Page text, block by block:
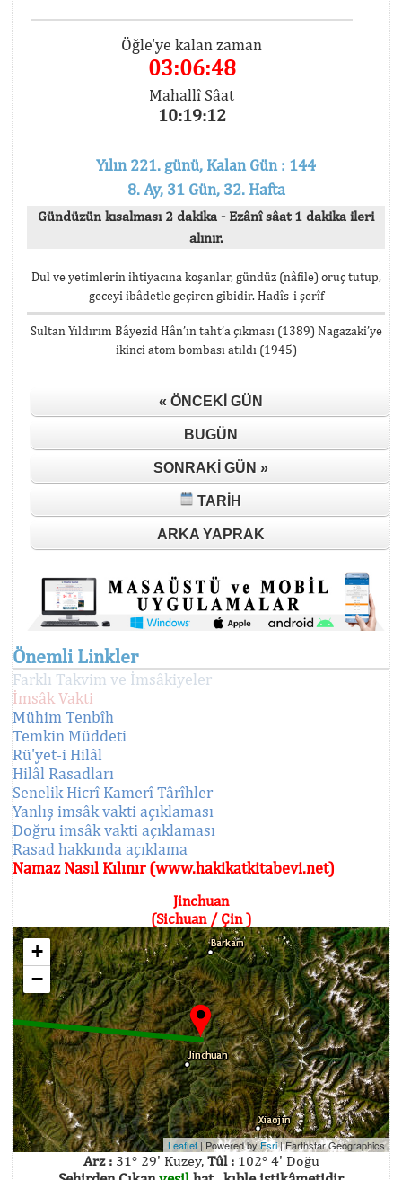
Öğle'ye kalan zaman
03:06:48
Mahallî Sâat
10:19:12
Yılın 221. günü, Kalan Gün : 144
8. Ay, 31 Gün, 32. Hafta
Gündüzün kısalması 2 dakika - Ezânî sâat 1 dakika ileri
alınır.
Dul ve yetimlerin ihtiyacına koşanlar, gündüz (nâfile) oruç tutup,
geceyi ibâdetle geçiren gibidir. Hadîs-i şerîf
Sultan Yıldırım Bâyezid Hân’ın taht’a çıkması (1389) Nagazaki’ye
ikinci atom bombası atıldı (1945)
« ÖNCEKI GÜN
BUGÜN
SONRAKI GÜN »
TARIH
ARKA YAPRAK
Önemli Linkler
Farklı Takvim ve İmsâkiyeler
İmsâk Vakti
Mühim Tenbîh
Temkin Müddeti
Rü'yet-i Hilâl
Hilâl Rasadları
Senelik Hicrî Kamerî Târîhler
Yanlış imsâk vakti açıklaması
Doğru imsâk vakti açıklaması
Rasad hakkında açıklama
Namaz Nasıl Kılınır (www.hakikatkitabevi.net)
Jinchuan
(Sichuan / Çin )
+
−
Leaflet | Powered byEsri|Earthstar Geographics
Arz :31° 29' Kuzey, Tûl :102° 4' Doğu